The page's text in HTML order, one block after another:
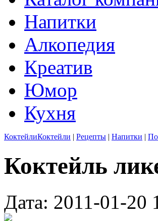
Напитки
Алкопедия
Креатив
Юмор
Кухня
КоктейлиКоктейли | Рецепты | Напитки |
Коктейль
Дата: 2011-01-20